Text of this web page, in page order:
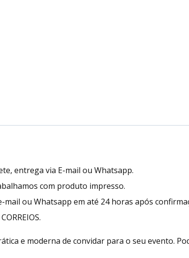
entrega via E-mail ou Whatsapp.
com produto impresso.
ou Whatsapp em até 24 horas após
e moderna de convidar para o seu evento.